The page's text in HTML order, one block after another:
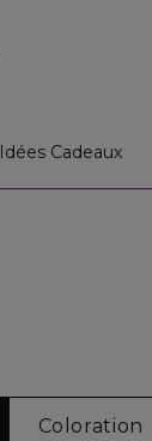
Idées Cadeaux
Coloration